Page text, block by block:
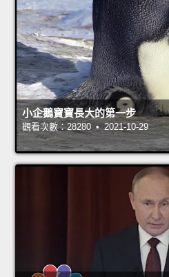
小企鵝寶寶長大的第一步
觀看次數：28280 • 2021-10-29